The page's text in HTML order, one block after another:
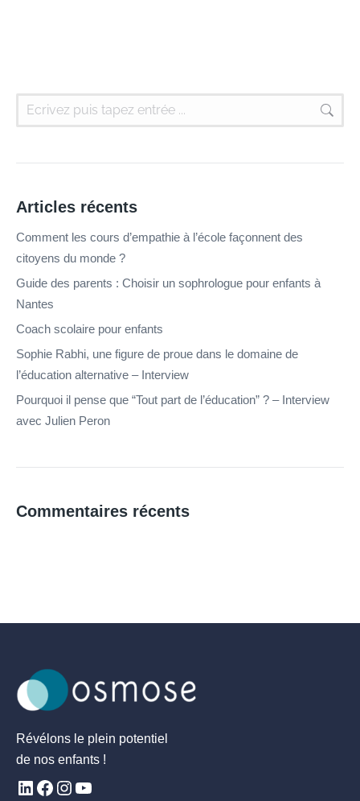
Articles récents
Comment les cours d’empathie à l’école façonnent des
citoyens du monde ?
Guide des parents : Choisir un sophrologue pour enfants à
Nantes
Coach scolaire pour enfants
Sophie Rabhi, une figure de proue dans le domaine de
l’éducation alternative – Interview
Pourquoi il pense que “Tout part de l’éducation” ? – Interview
avec Julien Peron
Commentaires récents
Révélons le plein potentiel
de nos enfants !